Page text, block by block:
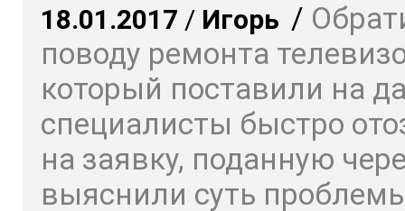
18.01.2017 / Игорь /
поводу ремонта
который поставили на
специалисты быстро
на заявку, поданную
выяснили суть